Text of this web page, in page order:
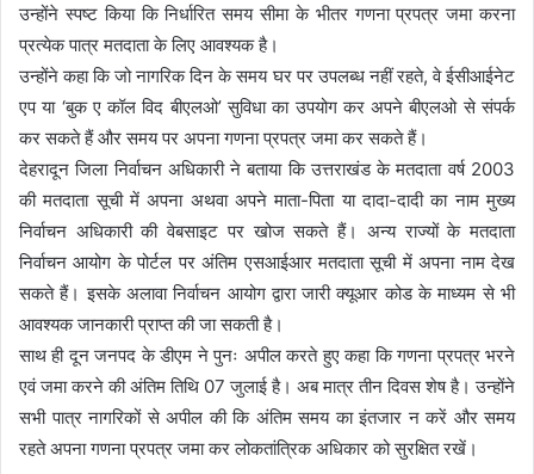
उन्होंने स्पष्ट किया कि निर्धारित समय सीमा के भीतर गणना प्रपत्र जमा करना
प्रत्येक पात्र मतदाता के लिए आवश्यक है।
उन्होंने कहा कि जो नागरिक दिन के समय घर पर उपलब्ध नहीं रहते, वे ईसीआईनेट
एप या ‘बुक ए कॉल विद बीएलओ’ सुविधा का उपयोग कर अपने बीएलओ से संपर्क
कर सकते हैं और समय पर अपना गणना प्रपत्र जमा कर सकते हैं।
देहरादून जिला निर्वाचन अधिकारी ने बताया कि उत्तराखंड के मतदाता वर्ष 2003
की मतदाता सूची में अपना अथवा अपने माता-पिता या दादा-दादी का नाम मुख्य
निर्वाचन अधिकारी की वेबसाइट पर खोज सकते हैं। अन्य राज्यों के मतदाता
निर्वाचन आयोग के पोर्टल पर अंतिम एसआईआर मतदाता सूची में अपना नाम देख
सकते हैं। इसके अलावा निर्वाचन आयोग द्वारा जारी क्यूआर कोड के माध्यम से भी
आवश्यक जानकारी प्राप्त की जा सकती है।
साथ ही दून जनपद के डीएम ने पुनः अपील करते हुए कहा कि गणना प्रपत्र भरने
एवं जमा करने की अंतिम तिथि 07 जुलाई है। अब मात्र तीन दिवस शेष है। उन्होंने
सभी पात्र नागरिकों से अपील की कि अंतिम समय का इंतजार न करें और समय
रहते अपना गणना प्रपत्र जमा कर लोकतांत्रिक अधिकार को सुरक्षित रखें।